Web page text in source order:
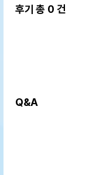
후기 총 0 건
Q&A